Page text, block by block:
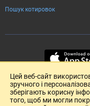
Пошук котировок
Цей веб-сайт
зручного і
зберігають корисну
того, щоб ми могли